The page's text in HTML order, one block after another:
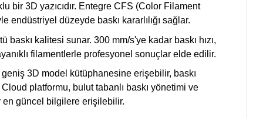
bir 3D yazıcıdır. Entegre CFS (Color Filament
endüstriyel düzeyde baskı kararlılığı sağlar.
kalitesi sunar. 300 mm/s'ye kadar baskı hızı,
filamentlerle profesyonel sonuçlar elde edilir.
geniş 3D model kütüphanesine erişebilir, baskı
platformu, bulut tabanlı baskı yönetimi ve
en güncel bilgilere erişilebilir.